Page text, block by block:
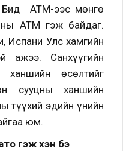
Бид АТМ-ээс мөнгө
АТМ гэж байдаг.
Испани Улс хамгийн
ажээ. Санхүүгийн
ханшийн өсөлтийг
сууцны ханшийн
түүхий эдийн үнийн
юм.
гэж хэн бэ